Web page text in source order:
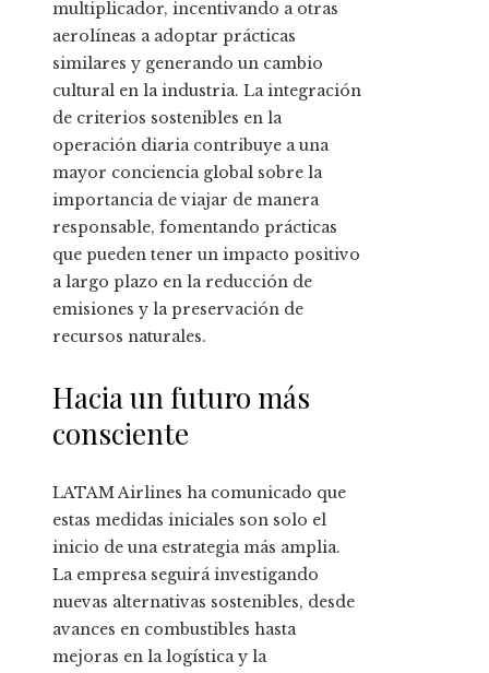
multiplicador, incentivando a otras
aerolíneas a adoptar prácticas
similares y generando un cambio
cultural en la industria. La integración
de criterios sostenibles en la
operación diaria contribuye a una
mayor conciencia global sobre la
importancia de viajar de manera
responsable, fomentando prácticas
que pueden tener un impacto positivo
a largo plazo en la reducción de
emisiones y la preservación de
recursos naturales.
Hacia un futuro más
consciente
LATAM Airlines ha comunicado que
estas medidas iniciales son solo el
inicio de una estrategia más amplia.
La empresa seguirá investigando
nuevas alternativas sostenibles, desde
avances en combustibles hasta
mejoras en la logística y la